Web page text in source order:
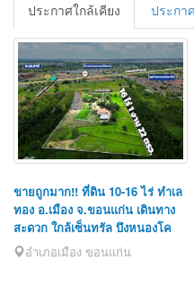
ประกาศใกล้เคียง ประกา
ขายถูกมาก!! ที่ดิน 10-16 ไร่ ทำเล
ทอง อ.เมือง จ.ขอนแก่น เดินทาง
สะดวก ใกล้เซ็นทรัล บึงหนองโค
อำเภอเมือง ขอนแก่น